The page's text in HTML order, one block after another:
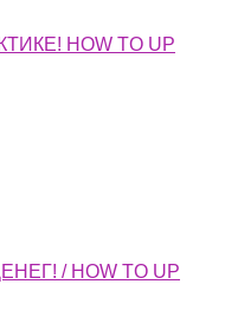
HOW TO UP
/ HOW TO UP